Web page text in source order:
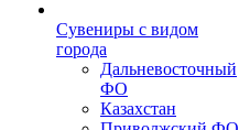
Сувениры с видом
города
Дальневосточный
ФО
Казахстан